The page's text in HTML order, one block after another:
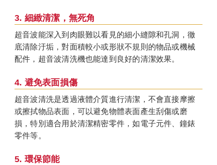
3. 細緻清潔，無死角
超音波能深入到肉眼難以看見的細小縫隙和孔洞，徹
底清除汙垢，對面積較小或形狀不規則的物品或機械
配件，超音波清洗機也能達到良好的清潔效果。
4. 避免表面損傷
超音波清洗是透過液體介質進行清潔，不會直接摩擦
或擦拭物品表面，可以避免物體表面產生刮傷或磨
損，特別適合用於清潔精密零件，如電子元件、鐘錶
零件等。
5. 環保節能